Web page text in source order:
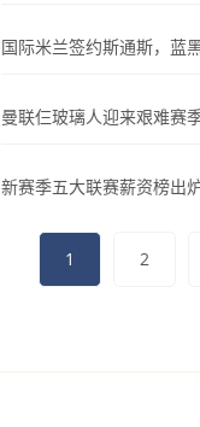
国际米兰签约斯通斯，蓝
曼联仨玻璃人迎来艰难赛
新赛季五大联赛薪资榜出
1 2